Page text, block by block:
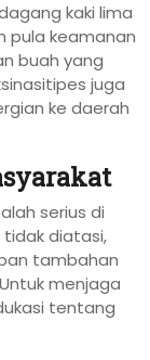
kaki lima
pula keamanan
buah yang
juga
ke daerah
serius di
tidak diatasi,
tambahan
menjaga
tentang